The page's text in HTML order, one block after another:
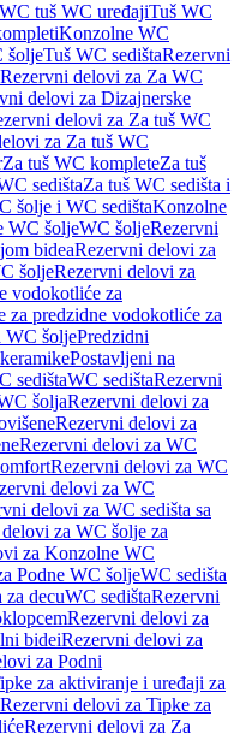
tuš WC uređajiTuš WC
Konzolne WC
šoljeTuš WC sedištaRezervni
Rezervni delovi za Za WC
delovi za Dizajnerske
delovi za Za tuš WC
za Za tuš WC
Za tuš WC kompleteZa tuš
sedištaZa tuš WC sedišta i
šolje i WC sedištaKonzolne
WC šoljeWC šoljeRezervni
bideaRezervni delovi za
šoljeRezervni delovi za
vodokotliće za
predzidne vodokotliće za
WC šoljePredzidni
Postavljeni na
sedištaWC sedištaRezervni
šoljaRezervni delovi za
Rezervni delovi za
Rezervni delovi za WC
Rezervni delovi za WC
delovi za WC
delovi za WC sedišta sa
za WC šolje za
za Konzolne WC
Podne WC šoljeWC sedišta
decuWC sedištaRezervni
Rezervni delovi za
bideiRezervni delovi za
za Podni
za aktiviranje i uređaji za
Rezervni delovi za Tipke za
Rezervni delovi za Za